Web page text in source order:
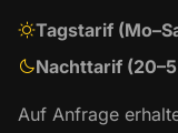
Tagstarif
Nachttarif
Auf Anfrage